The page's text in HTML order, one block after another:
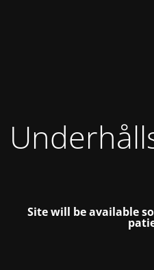
Site will be available